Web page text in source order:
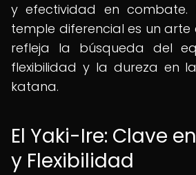
y efectividad en
temple diferencial es un arte
refleja la búsqueda del
flexibilidad y la dureza en
katana.
El Yaki-Ire: Clave
y Flexibilidad